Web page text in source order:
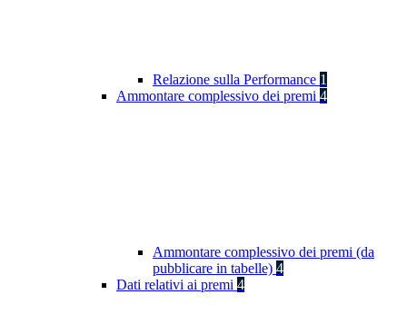
Relazione sulla Performance 1
Ammontare complessivo dei premi 4
Ammontare complessivo dei premi (da
pubblicare in tabelle) 4
Dati relativi ai premi 4